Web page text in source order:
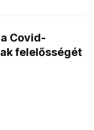
Covid-
felelősségét